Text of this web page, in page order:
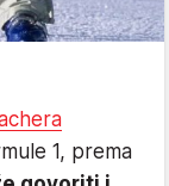
1, prema